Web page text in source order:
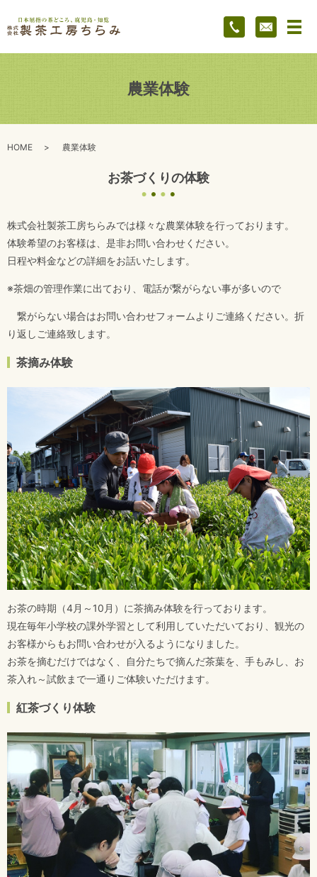
メ
農業体験
HOME 農業体験
お茶づくりの体験
株式会社製茶工房ちらみでは様々な農業体験を行っております。
体験希望のお客様は、是非お問い合わせください。
日程や料金などの詳細をお話いたします。
※茶畑の管理作業に出ており、電話が繋がらない事が多いので
繋がらない場合はお問い合わせフォームよりご連絡ください。折
り返しご連絡致します。
茶摘み体験
お茶の時期（4月～10月）に茶摘み体験を行っております。
現在毎年小学校の課外学習として利用していただいており、観光の
お客様からもお問い合わせが入るようになりました。
お茶を摘むだけではなく、自分たちで摘んだ茶葉を、手もみし、お
茶入れ～試飲まで一通りご体験いただけます。
紅茶づくり体験